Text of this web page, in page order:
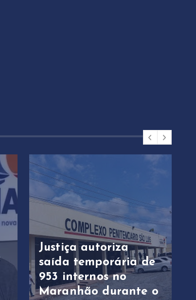
Justiça autoriza
saída temporária de
953 internos no
Maranhão durante o